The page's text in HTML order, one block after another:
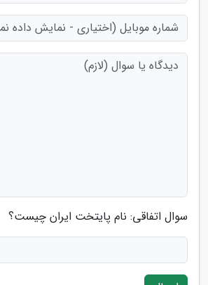
سوال اتفاقی: نام پایتخت ایران چیست؟